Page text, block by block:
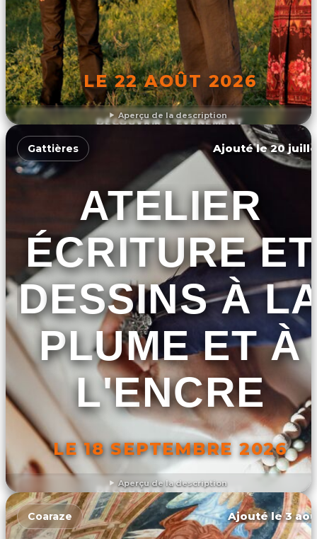
Aperçu de la description
LE 22 AOÛT 2026
DÉCOUVRIR L'ÉVÉNEMENT
Aperçu de la description
Gattières Ajouté le 20
ATELIER
ÉCRITURE ET
DESSINS À
PLUME ET À
L'ENCRE
LE 18 SEPTEMBRE 2026
DÉCOUVRIR L'ÉVÉNEMENT
Coaraze Ajouté le 3